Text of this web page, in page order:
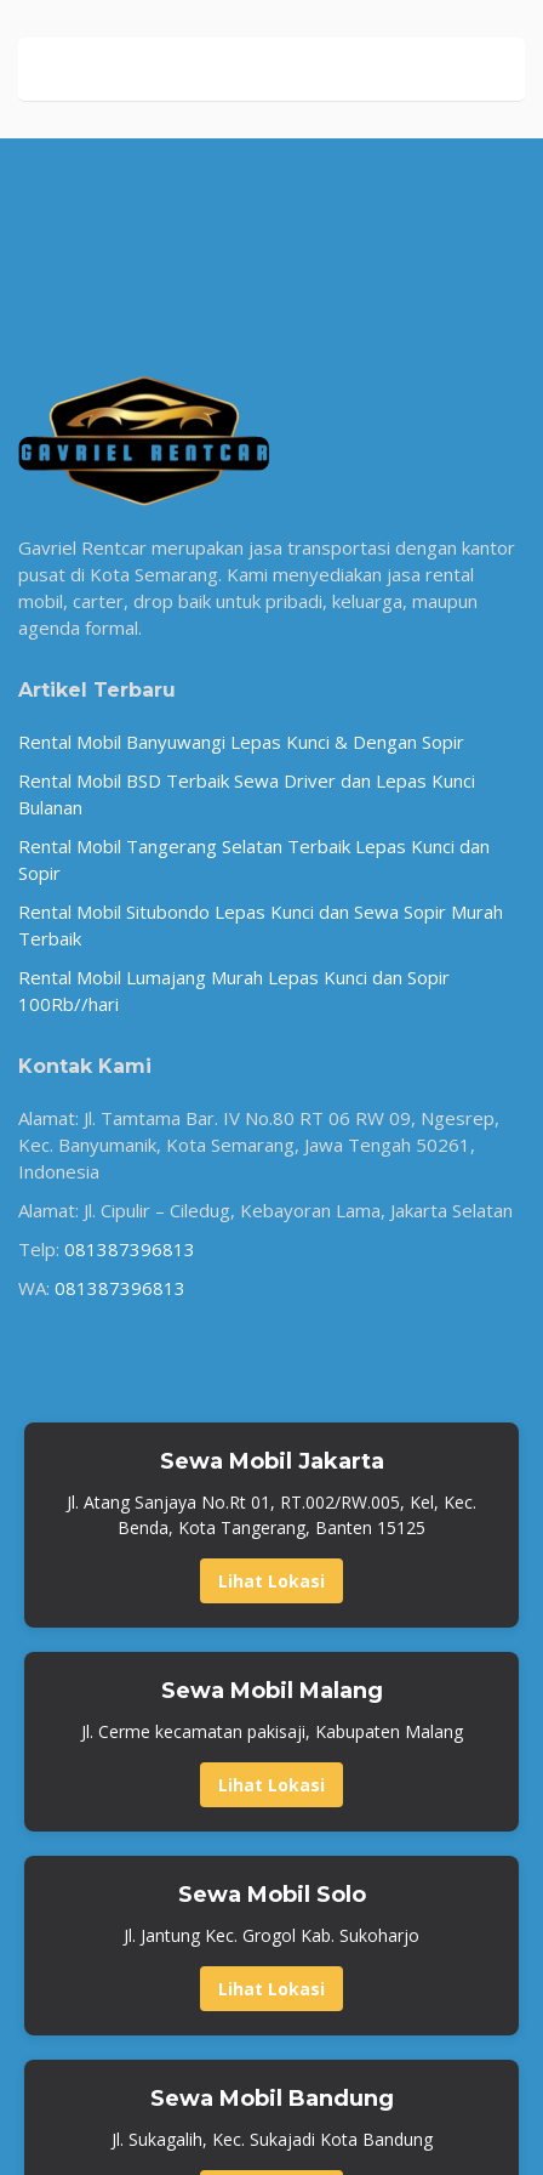
Gavriel Rentcar merupakan jasa transportasi dengan kantor
pusat di Kota Semarang. Kami menyediakan jasa rental
mobil, carter, drop baik untuk pribadi, keluarga, maupun
agenda formal.
Artikel Terbaru
Rental Mobil Banyuwangi Lepas Kunci & Dengan Sopir
Rental Mobil BSD Terbaik Sewa Driver dan Lepas Kunci
Bulanan
Rental Mobil Tangerang Selatan Terbaik Lepas Kunci dan
Sopir
Rental Mobil Situbondo Lepas Kunci dan Sewa Sopir Murah
Terbaik
Rental Mobil Lumajang Murah Lepas Kunci dan Sopir
100Rb//hari
Kontak Kami
Alamat: Jl. Tamtama Bar. IV No.80 RT 06 RW 09, Ngesrep,
Kec. Banyumanik, Kota Semarang, Jawa Tengah 50261,
Indonesia
Alamat: Jl. Cipulir – Ciledug, Kebayoran Lama, Jakarta Selatan
Telp: 081387396813
WA: 081387396813
Sewa Mobil Jakarta
Jl. Atang Sanjaya No.Rt 01, RT.002/RW.005, Kel, Kec.
Benda, Kota Tangerang, Banten 15125
Lihat Lokasi
Sewa Mobil Malang
Jl. Cerme kecamatan pakisaji, Kabupaten Malang
Lihat Lokasi
Sewa Mobil Solo
Jl. Jantung Kec. Grogol Kab. Sukoharjo
Lihat Lokasi
Sewa Mobil Bandung
Jl. Sukagalih, Kec. Sukajadi Kota Bandung